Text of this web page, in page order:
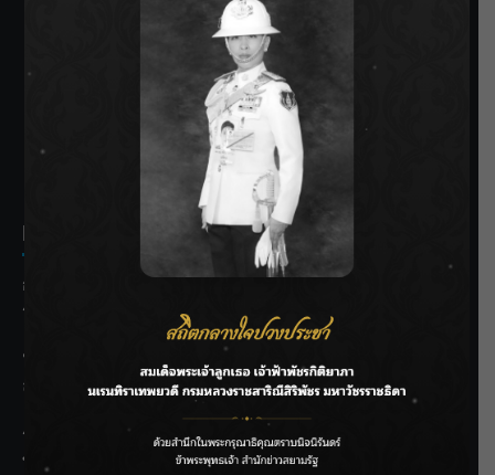
SIAMRATH VARIETY
THE BEST ENTERTAINMENT
Recent Posts
กรมชลฯ รับฟังประชาชน ติดตามแก้ปัญหาโครงการประตู
ระบายน้ำศรีสองรักฯ
‘แมน การิน’ แชร์ความเชื่อชวนคิด! “อยากกินอะไรหลังจาก
ลาโลกนี้ ให้ใส่บาตรสิ่งนั้นไว้ตอนยังมีชีวิต”
ราชเลขานุการในพระองค์ฯ ติดตามโครงการหุบกะพง–ห้วย
ทรายใต้ เสริมความมั่นคงน้ำเพชรบุรี